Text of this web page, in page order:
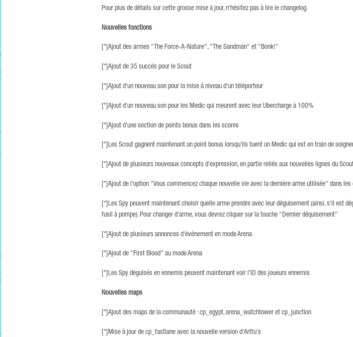
Pour plus de détails sur cette grosse mise à jour, n'hésitez pas à lire le changelog.
Nouvelles fonctions
[*]Ajout des armes "The Force-A-Nature", "The Sandman" et "Bonk!"
[*]Ajout de 35 succès pour le Scout
[*]Ajout d'un nouveau son pour la mise à niveau d'un téléporteur
[*]Ajout d'un nouveau son pour les Medic qui meurent avec leur Ubercharge à 100%
[*]Ajout d'une section de points bonus dans les scores
[*]Les Scout gagnent maintenant un point bonus lorsqu'ils tuent un Medic qui est en train de
[*]Ajout de plusieurs nouveaux concepts d'expression, en partie reliés aux nouvelles lignes du
[*]Ajout de l'option "Vous commencez chaque nouvelle vie avec la dernière arme utilisée" dans
[*]Les Spy peuvent maintenant choisir quelle arme prendre avec leur déguisement (ainsi, s'il est
fusil à pompe). Pour changer d'arme, vous devrez cliquer sur la touche "Dernier déquisement"
[*]Ajout de plusieurs annonces d'événement en mode Arena
[*]Ajout de "First Blood" au mode Arena
[*]Les Spy déguisés en ennemis peuvent maintenant voir l'ID des joueurs ennemis
Nouvelles maps
[*]Ajout des maps de la communauté : cp_egypt, arena_watchtower et cp_junction
[*]Mise à jour de cp_fastlane avec la nouvelle version d'Arttu's